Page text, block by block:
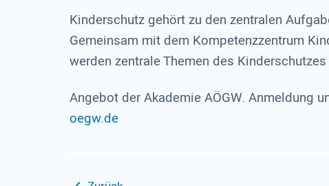
Kinderschutz gehört zu den zentralen
Gemeinsam mit dem Kompetenzzentrum
werden zentrale Themen des
Angebot der Akademie AÖGW. Anmeldung
oegw.de